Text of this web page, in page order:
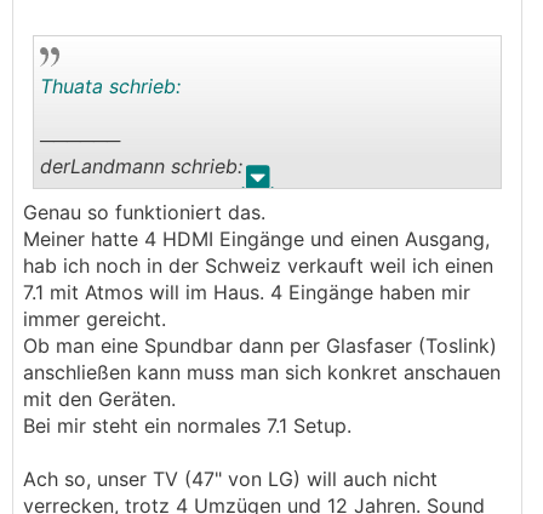
. .
Thuata schrieb:
──────
derLandmann schrieb:
Wir haben einen normalen SAT-Anschluss, der
Rest läuft über den Fire TV Stick (Prime, Netflix,
Apps usw..)
Fernseher dient nur als Monitor obwohl er selbst
die ganzen Apps hätte.
Der TV hängt an einem 7.1 Onkyo AVR, und der
wird gefüttert von VU SAT-Receiver, Fire TV
Genau so funktioniert das.
Meiner hatte 4 HDMI Eingänge und einen Ausgang,
hab ich noch in der Schweiz verkauft weil ich einen
7.1 mit Atmos will im Haus. 4 Eingänge haben mir
immer gereicht.
Ob man eine Spundbar dann per Glasfaser (Toslink)
anschließen kann muss man sich konkret anschauen
mit den Geräten.
Bei mir steht ein normales 7.1 Setup.
Ach so, unser TV (47" von LG) will auch nicht
verrecken, trotz 4 Umzügen und 12 Jahren. Sound